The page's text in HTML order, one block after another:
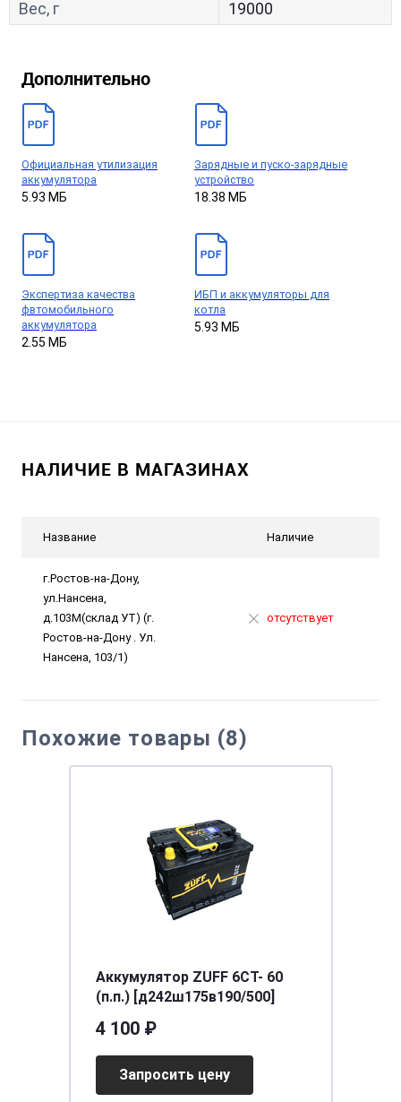
Вес, г 19000
Дополнительно
Официальная утилизация
аккумулятора
5.93 МБ
Зарядные и пуско-зарядные
устройство
18.38 МБ
Экспертиза качества
фвтомобильного
аккумулятора
2.55 МБ
ИБП и аккумуляторы для
котла
5.93 МБ
НАЛИЧИЕ В МАГАЗИНАХ
Название Наличие
г.Ростов-на-Дону,
ул.Нансена,
д.103М(склад УТ) (г.
Ростов-на-Дону . Ул.
Нансена, 103/1)
отсутствует
Похожие товары (8)
Аккумулятор ZUFF 6СТ- 60
(п.п.) [д242ш175в190/500]
4 100 ₽
Запросить цену